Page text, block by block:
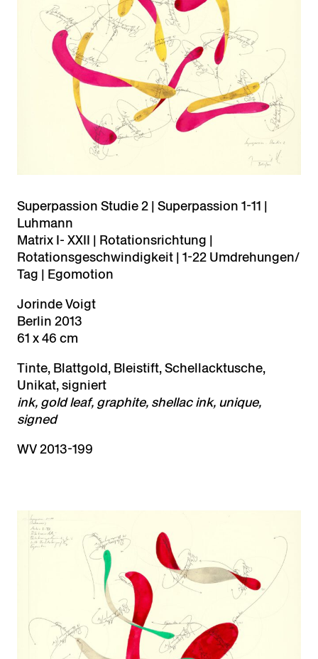
Superpassion Studie 2 | Superpassion 1-11 |
Luhmann
Matrix I- XXII | Rotationsrichtung |
Rotationsgeschwindigkeit | 1-22 Umdrehungen/
Tag | Egomotion
Jorinde Voigt
Berlin 2013
61 x 46 cm
Tinte, Blattgold, Bleistift, Schellacktusche,
Unikat, signiert
ink, gold leaf, graphite, shellac ink, unique,
signed
WV 2013-199